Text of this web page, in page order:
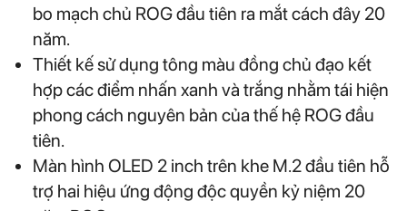
bo mạch chủ ROG đầu tiên ra mắt cách đây 20
năm.
Thiết kế sử dụng tông màu đồng chủ đạo kết
hợp các điểm nhấn xanh và trắng nhằm tái hiện
phong cách nguyên bản của thế hệ ROG đầu
tiên.
Màn hình OLED 2 inch trên khe M.2 đầu tiên hỗ
trợ hai hiệu ứng động độc quyền kỷ niệm 20